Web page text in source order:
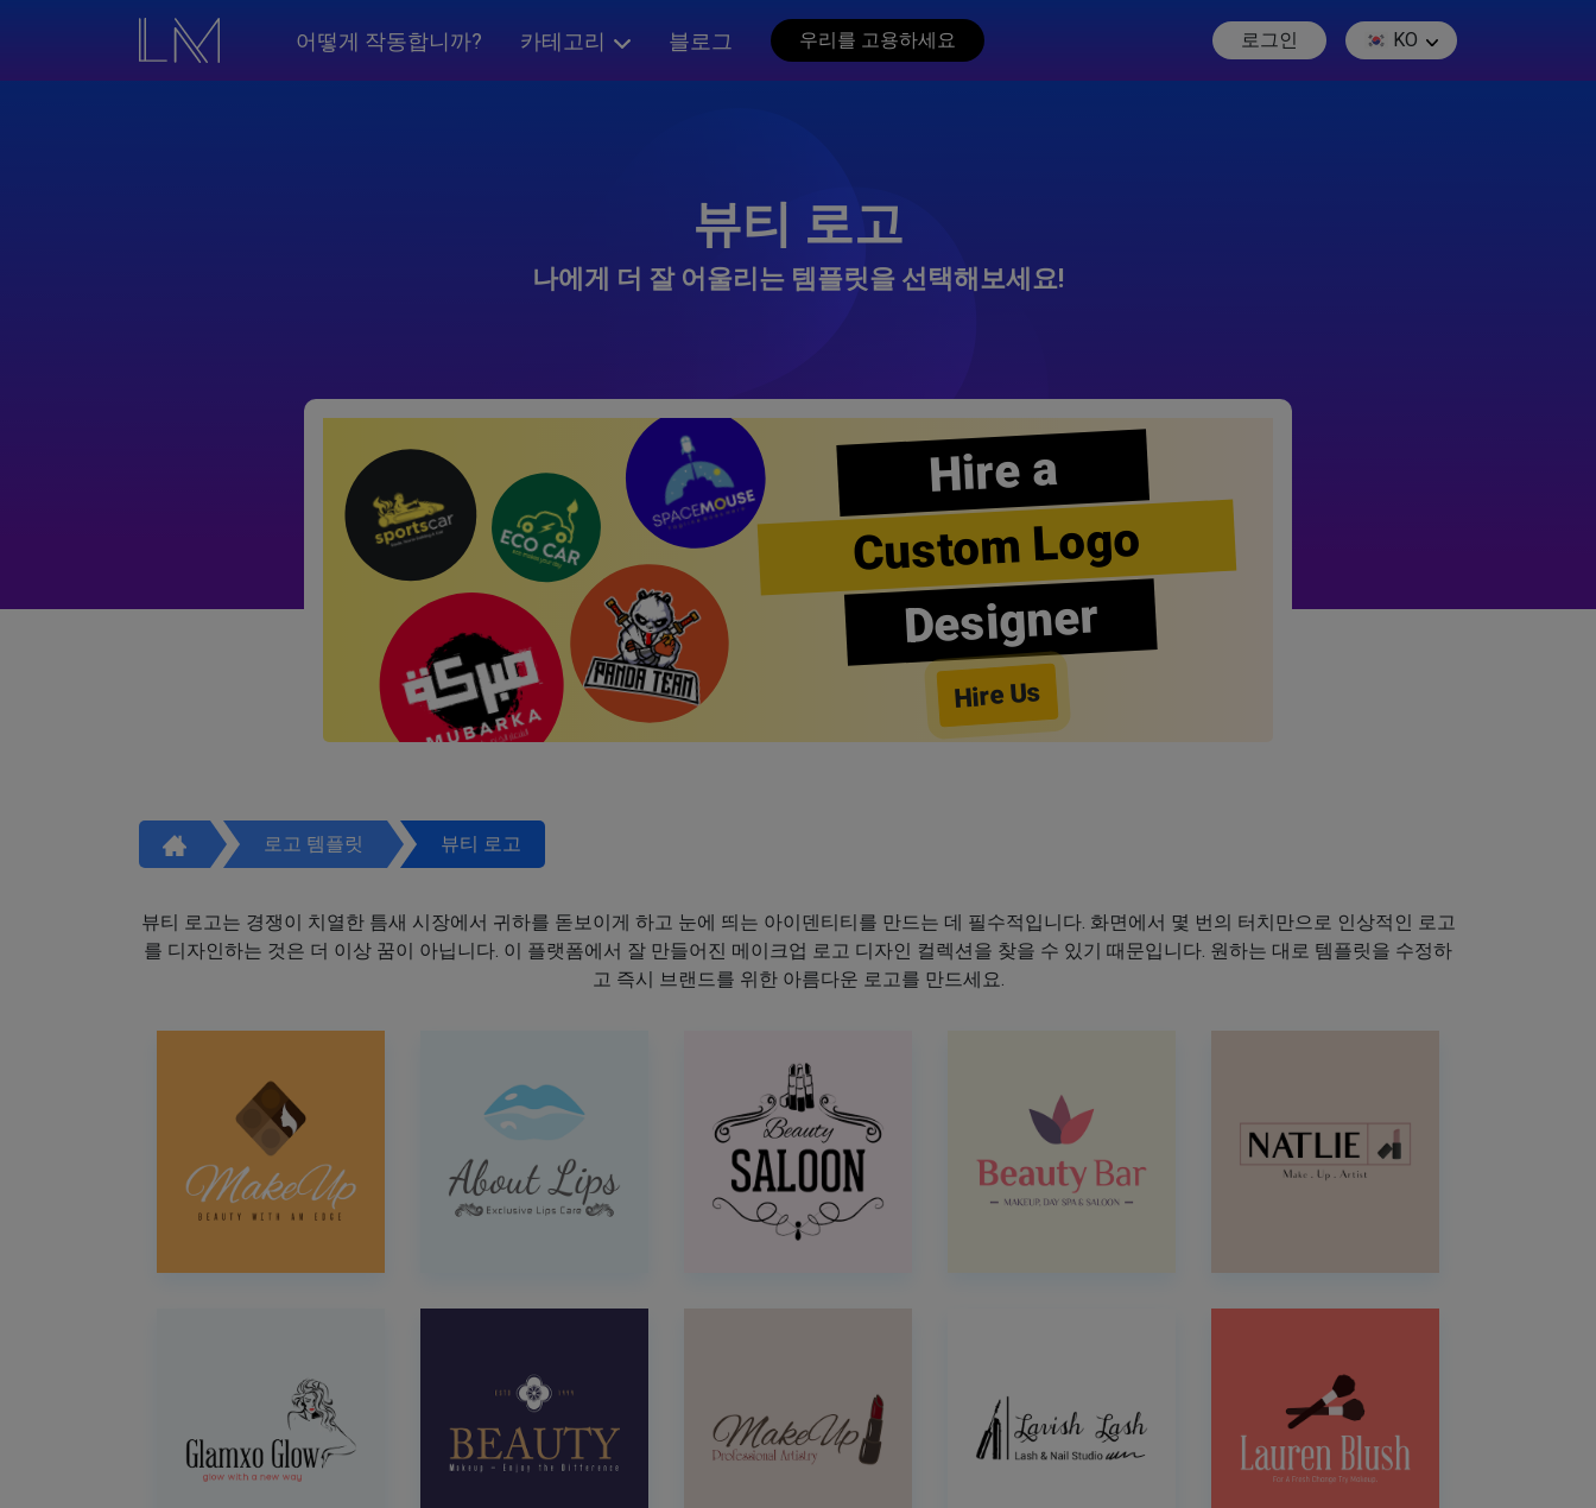
어떻게 작동합니까? 카테고리 블로그 우리를 고용하세요 로그인 KO
뷰티 로고
나에게 더 잘 어울리는 템플릿을 선택해보세요!
Hire a
Custom Logo
Designer
Hire Us
로고 템플릿 뷰티 로고
뷰티 로고는 경쟁이 치열한 틈새 시장에서 귀하를 돋보이게 하고 눈에 띄는 아이덴티티를 만드는 데 필수적입니다. 화면에서 몇 번의 터치만으로 인상적인 로고
를 디자인하는 것은 더 이상 꿈이 아닙니다. 이 플랫폼에서 잘 만들어진 메이크업 로고 디자인 컬렉션을 찾을 수 있기 때문입니다. 원하는 대로 템플릿을 수정하
고 즉시 브랜드를 위한 아름다운 로고를 만드세요.